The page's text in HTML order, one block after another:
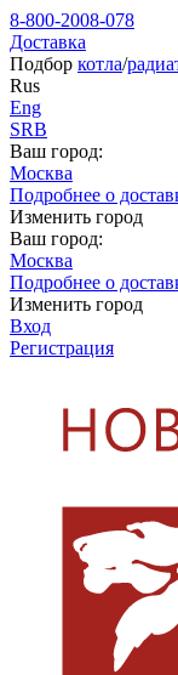
8-800-2008-078
Доставка
Подбор котла/
Rus
Eng
SRB
Ваш город:
Москва
Подробнее о
Изменить город
Ваш город:
Москва
Подробнее о
Изменить город
Вход
Регистрация